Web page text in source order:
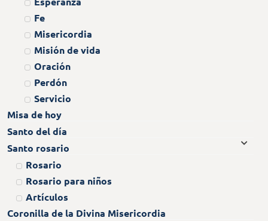
Fe
Misericordia
Misión de vida
Oración
Perdón
Servicio
Misa de hoy
Santo del día
Santo rosario
Rosario
Rosario para niños
Artículos
Coronilla de la Divina Misericordia